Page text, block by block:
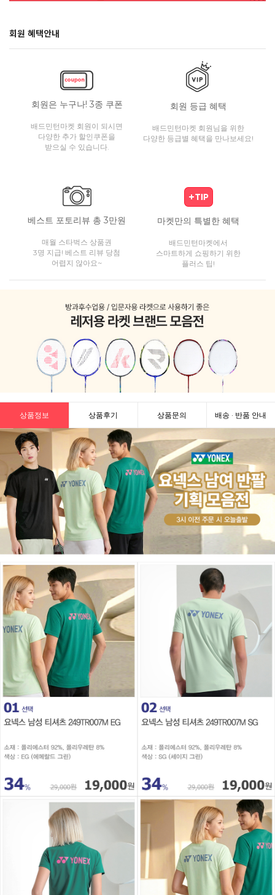
회원 혜택안내
회원은 누구나! 3종 쿠폰
배드민턴마켓 회원이 되시면
다양한 추가 할인쿠폰을
받으실 수 있습니다.
회원 등급 혜택
배드민턴마켓 회원님을 위한
다양한 등급별 혜택을 만나보세요!
베스트 포토리뷰 총 3만원
매월 스타벅스 상품권
3명 지급! 베스트 리뷰 당첨
어렵지 않아요~
마켓만의 특별한 혜택
배드민턴마켓에서
스마트하게 쇼핑하기 위한
플러스 팁!
상품정보 상품후기 상품문의 배송 · 반품 안내